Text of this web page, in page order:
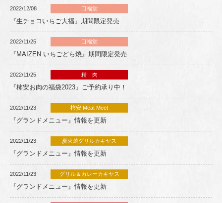
2022/12/08 口福堂
『生チョコいちご大福』期間限定発売
2022/11/25 口福堂
『MAIZEN いちごどら焼』期間限定発売
2022/11/25 精 肉
『柿安お肉の福袋2023』ご予約承り中！
2022/11/23 柿安 Meat Meet
『グランドメニュー』情報を更新
2022/11/23 炭火焼グリルカキヤス
『グランドメニュー』情報を更新
2022/11/23 グリル＆カレーカキヤス
『グランドメニュー』情報を更新